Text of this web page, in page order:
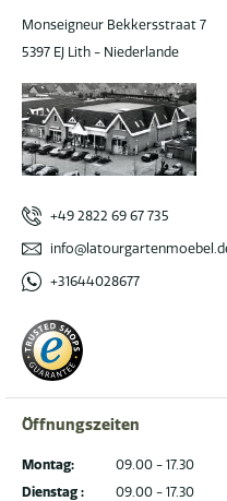
Monseigneur Bekkersstraat 7
5397 EJ Lith - Niederlande
+49 2822 69 67 735
+31644028677
Öffnungszeiten
Montag:
Dienstag :
09.00 - 17.30
09.00 - 17.30